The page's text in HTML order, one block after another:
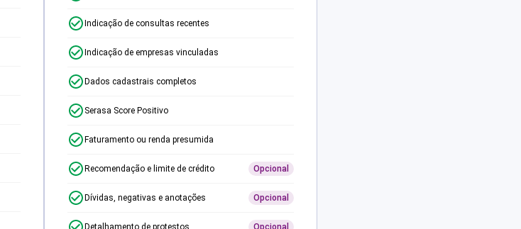
Indicação de consultas recentes
Indicação de empresas vinculadas
Dados cadastrais completos
Serasa Score Positivo
Faturamento ou renda presumida
Recomendação e limite de crédito Opcional
Dívidas, negativas e anotações Opcional
Detalhamento de protestos Opcional